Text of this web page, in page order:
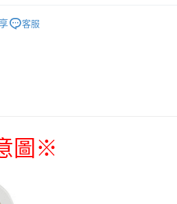
使用，請勿選取）
付款
文具/吊飾/紙製/胸章/壓克力立牌/掛繩
客服
圖 ※